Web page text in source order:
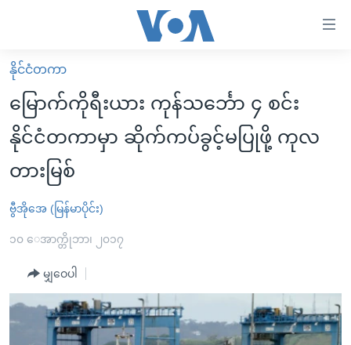
လွယ်ကူ
စေ
သည့်
Link
များ
ပင်မ
ကျော်
ကြည့်
မူလစာမျက်နှာ
မြန်မာ
ကမ္ဘာ့သတင်းများ
နိုင်ငံတကာ
အစ္စရေး-ပါလက်စတိုင်း
ဗွီဒီယို
အင်္ဂလိပ်စာလေ့လာမယ်
အမေရိကန်သုံးအီဒီယံ
မကြေးမုံရဲ့ အင်္ဂလိပ်စာ
ရုပ်ရှင်ထဲက အင်္ဂလိပ်စာ
အပတ်စဉ်ကဏ္ဍများ
ရေဒီယို
ရေဒီယိုနှင့်ရုပ်သံ အချက်အလက်များ
ရေဒီယို/တီဗွီအစီအစဉ်
နိုင်ငံတကာ
မြောက်ကိုရီးယား ကုန်သင်္ဘော ၄ စင်း
နိုင်ငံတကာမှာ ဆိုက်ကပ်ခွင့်မပြုဖို့ ကုလ
တားမြစ်
ဗွီအိုအေ (မြန်မာပိုင်း)
၁၀ ေအာက္တိုဘာ၊ ၂၀၁၇
မျှဝေပါ